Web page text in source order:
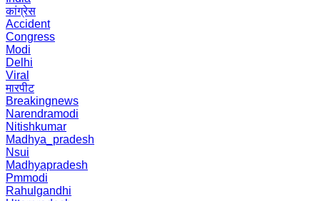
कांग्रेस
Accident
Congress
Modi
Delhi
Viral
मारपीट
Breakingnews
Narendramodi
Nitishkumar
Madhya_pradesh
Nsui
Madhyapradesh
Pmmodi
Rahulgandhi